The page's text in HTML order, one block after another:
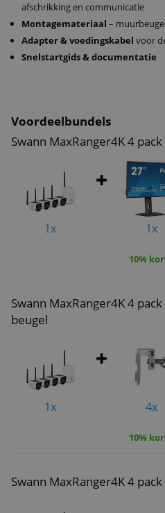
Kortom: met deSwann
toekomstgerichte
én scherp in 4K, zonder verborgen
afschrikking en communicatie
Montagemateriaal –
Adapter & voedingskabel voor
Snelstartgids & documentatie
Voordeelbundels
Swann MaxRanger4K 4
1x 1x
10%
Swann MaxRanger4K 4
beugel
1x 4x
10%
Swann MaxRanger4K 4